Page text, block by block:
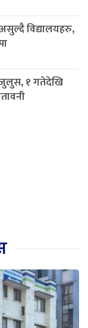
असुल्दै विद्यालयहरु,
जुलुस, १ गतेदेखि